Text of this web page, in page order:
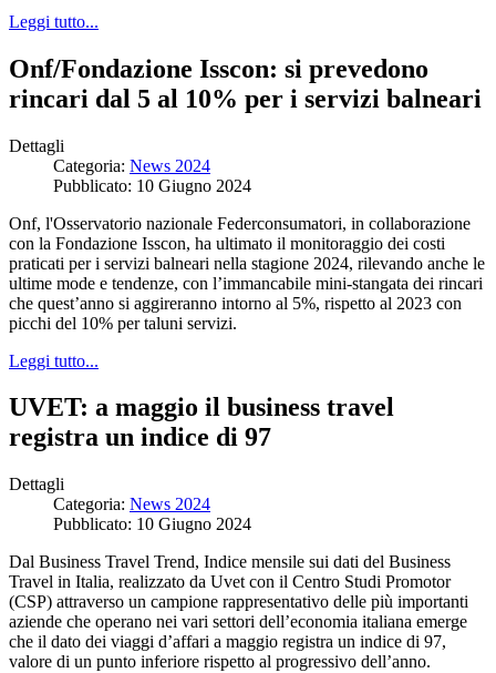
Leggi tutto...
Onf/Fondazione Isscon: si prevedono
rincari dal 5 al 10% per i servizi balneari
Dettagli
Categoria: News 2024
Pubblicato: 10 Giugno 2024
Onf, l'Osservatorio nazionale Federconsumatori, in collaborazione
con la Fondazione Isscon, ha ultimato il monitoraggio dei costi
praticati per i servizi balneari nella stagione 2024, rilevando anche le
ultime mode e tendenze, con l’immancabile mini-stangata dei rincari
che quest’anno si aggireranno intorno al 5%, rispetto al 2023 con
picchi del 10% per taluni servizi.
Leggi tutto...
UVET: a maggio il business travel
registra un indice di 97
Dettagli
Categoria: News 2024
Pubblicato: 10 Giugno 2024
Dal Business Travel Trend, Indice mensile sui dati del Business
Travel in Italia, realizzato da Uvet con il Centro Studi Promotor
(CSP) attraverso un campione rappresentativo delle più importanti
aziende che operano nei vari settori dell’economia italiana emerge
che il dato dei viaggi d’affari a maggio registra un indice di 97,
valore di un punto inferiore rispetto al progressivo dell’anno.